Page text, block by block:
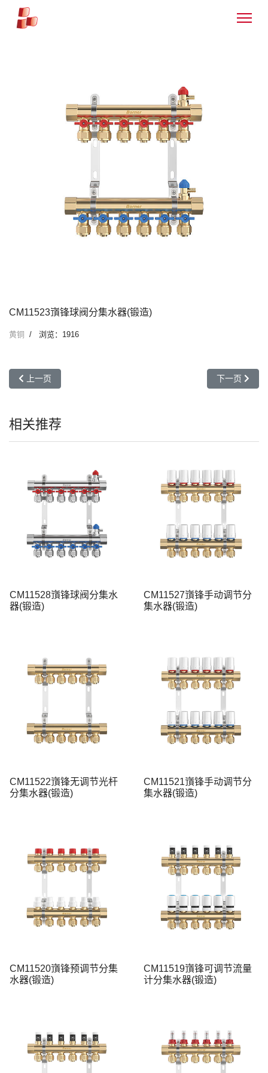
CM11523嵿锋球阀分集水器(锻造)
黄铜 浏览：1916
上一篇文章: CM11527嵿锋手动调节分集水器(锻造)
上一页 下一篇文章:
下一页
相关推荐
CM11528嵿锋球阀分集水
器(锻造)
CM11527嵿锋手动调节分
集水器(锻造)
CM11522嵿锋无调节光杆
分集水器(锻造)
CM11521嵿锋手动调节分
集水器(锻造)
CM11520嵿锋预调节分集
水器(锻造)
CM11519嵿锋可调节流量
计分集水器(锻造)